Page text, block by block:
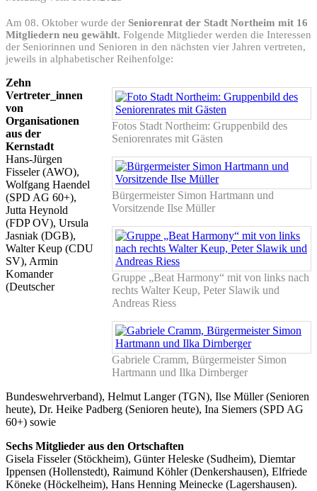
Am 08. Oktober wurde der Seniorenrat der Stadt Northeim mit 16
Mitgliedern neu gewählt. Folgende Mitglieder werden die Interessen
der Seniorinnen und Senioren in den nächsten vier Jahren vertreten,
jeweils in alphabetischer Reihenfolge:
Fotos Stadt Northeim: Gruppenbild des
Seniorenrates mit Gästen
Bürgermeister Simon Hartmann und
Vorsitzende Ilse Müller
Gruppe „Beat Harmony“ mit von links nach
rechts Walter Keup, Peter Slawik und
Andreas Riess
Gabriele Cramm, Bürgermeister Simon
Hartmann und Ilka Dirnberger
Zehn
Vertreter_innen
von
Organisationen
aus der
Kernstadt
Hans-Jürgen
Fisseler (AWO),
Wolfgang Haendel
(SPD AG 60+),
Jutta Heynold
(FDP OV), Ursula
Jasniak (DGB),
Walter Keup (CDU
SV), Armin
Komander
(Deutscher
Bundeswehrverband), Helmut Langer (TGN), Ilse Müller (Senioren
heute), Dr. Heike Padberg (Senioren heute), Ina Siemers (SPD AG
60+) sowie
Sechs Mitglieder aus den Ortschaften
Gisela Fisseler (Stöckheim), Günter Heleske (Sudheim), Diemtar
Ippensen (Hollenstedt), Raimund Köhler (Denkershausen), Elfriede
Köneke (Höckelheim), Hans Henning Meinecke (Lagershausen).